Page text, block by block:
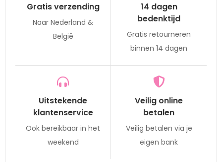
Gratis verzending
Naar Nederland &
België
14 dagen
bedenktijd
Gratis retourneren
binnen 14 dagen
Uitstekende
klantenservice
Ook bereikbaar in het
weekend
Veilig online
betalen
Veilig betalen via je
eigen bank